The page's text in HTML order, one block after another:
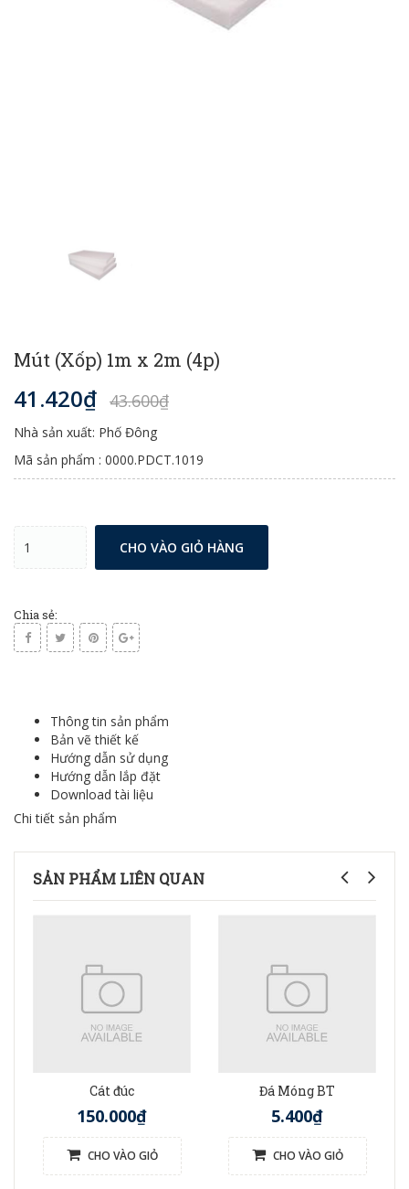
Mút (Xốp) 1m x 2m (4p)
41.420₫ 43.600₫
Nhà sản xuất: Phố Đông
Mã sản phẩm : 0000.PDCT.1019
CHO VÀO GIỎ HÀNG
Chia sẻ:
Thông tin sản phẩm
Bản vẽ thiết kế
Hướng dẫn sử dụng
Hướng dẫn lắp đặt
Download tài liệu
Chi tiết sản phẩm
SẢN PHẨM LIÊN QUAN
Cát đúc
150.000₫
CHO VÀO GIỎ
Đá Móng BT
5.400₫
CHO VÀO GIỎ